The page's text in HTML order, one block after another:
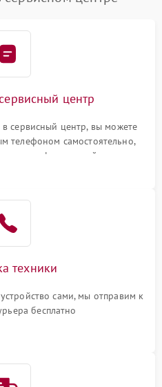
центр
в сервисный центр, вы можете
телефоном самостоятельно,
телефона на сайте
техники
сами, мы отправим к
бесплатно